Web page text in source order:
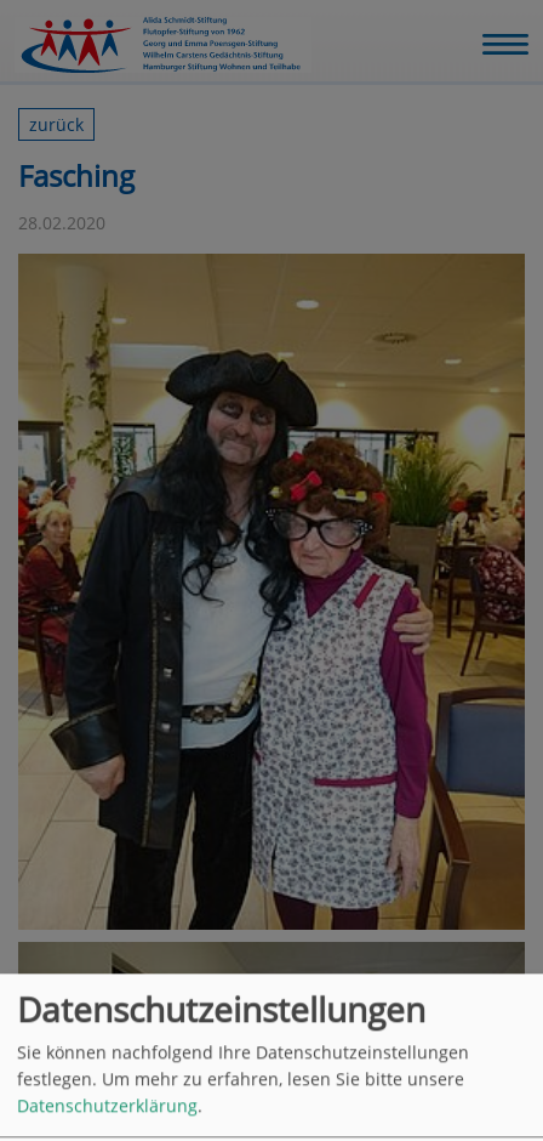
zurück
Fasching
28.02.2020
Datenschutzeinstellungen
Sie können nachfolgend Ihre Datenschutzeinstellungen
festlegen. Um mehr zu erfahren, lesen Sie bitte unsere
Datenschutzerklärung.